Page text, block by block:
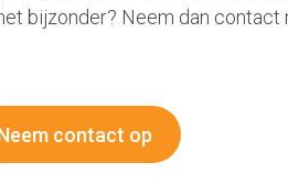
bijzonder? Neem dan contact
contact op